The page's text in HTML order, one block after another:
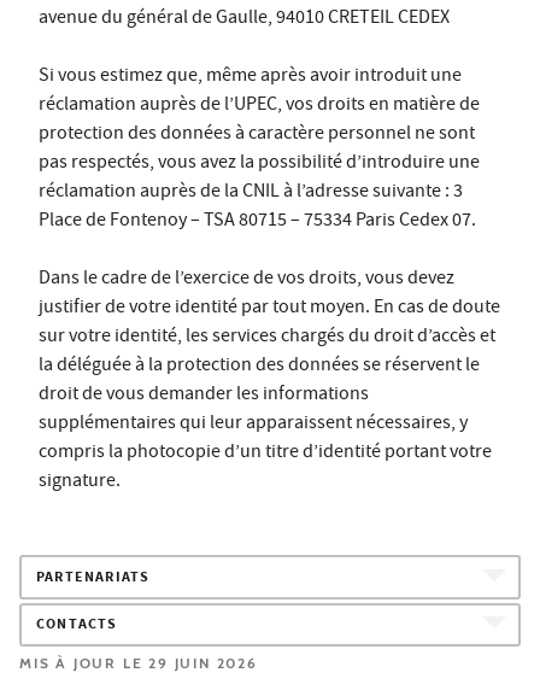
avenue du général de Gaulle, 94010 CRETEIL CEDEX
Si vous estimez que, même après avoir introduit une
réclamation auprès de l’UPEC, vos droits en matière de
protection des données à caractère personnel ne sont
pas respectés, vous avez la possibilité d’introduire une
réclamation auprès de la CNIL à l’adresse suivante : 3
Place de Fontenoy – TSA 80715 – 75334 Paris Cedex 07.
Dans le cadre de l’exercice de vos droits, vous devez
justifier de votre identité par tout moyen. En cas de doute
sur votre identité, les services chargés du droit d’accès et
la déléguée à la protection des données se réservent le
droit de vous demander les informations
supplémentaires qui leur apparaissent nécessaires, y
compris la photocopie d’un titre d’identité portant votre
signature.
PARTENARIATS
CONTACTS
MIS À JOUR LE 29 JUIN 2026